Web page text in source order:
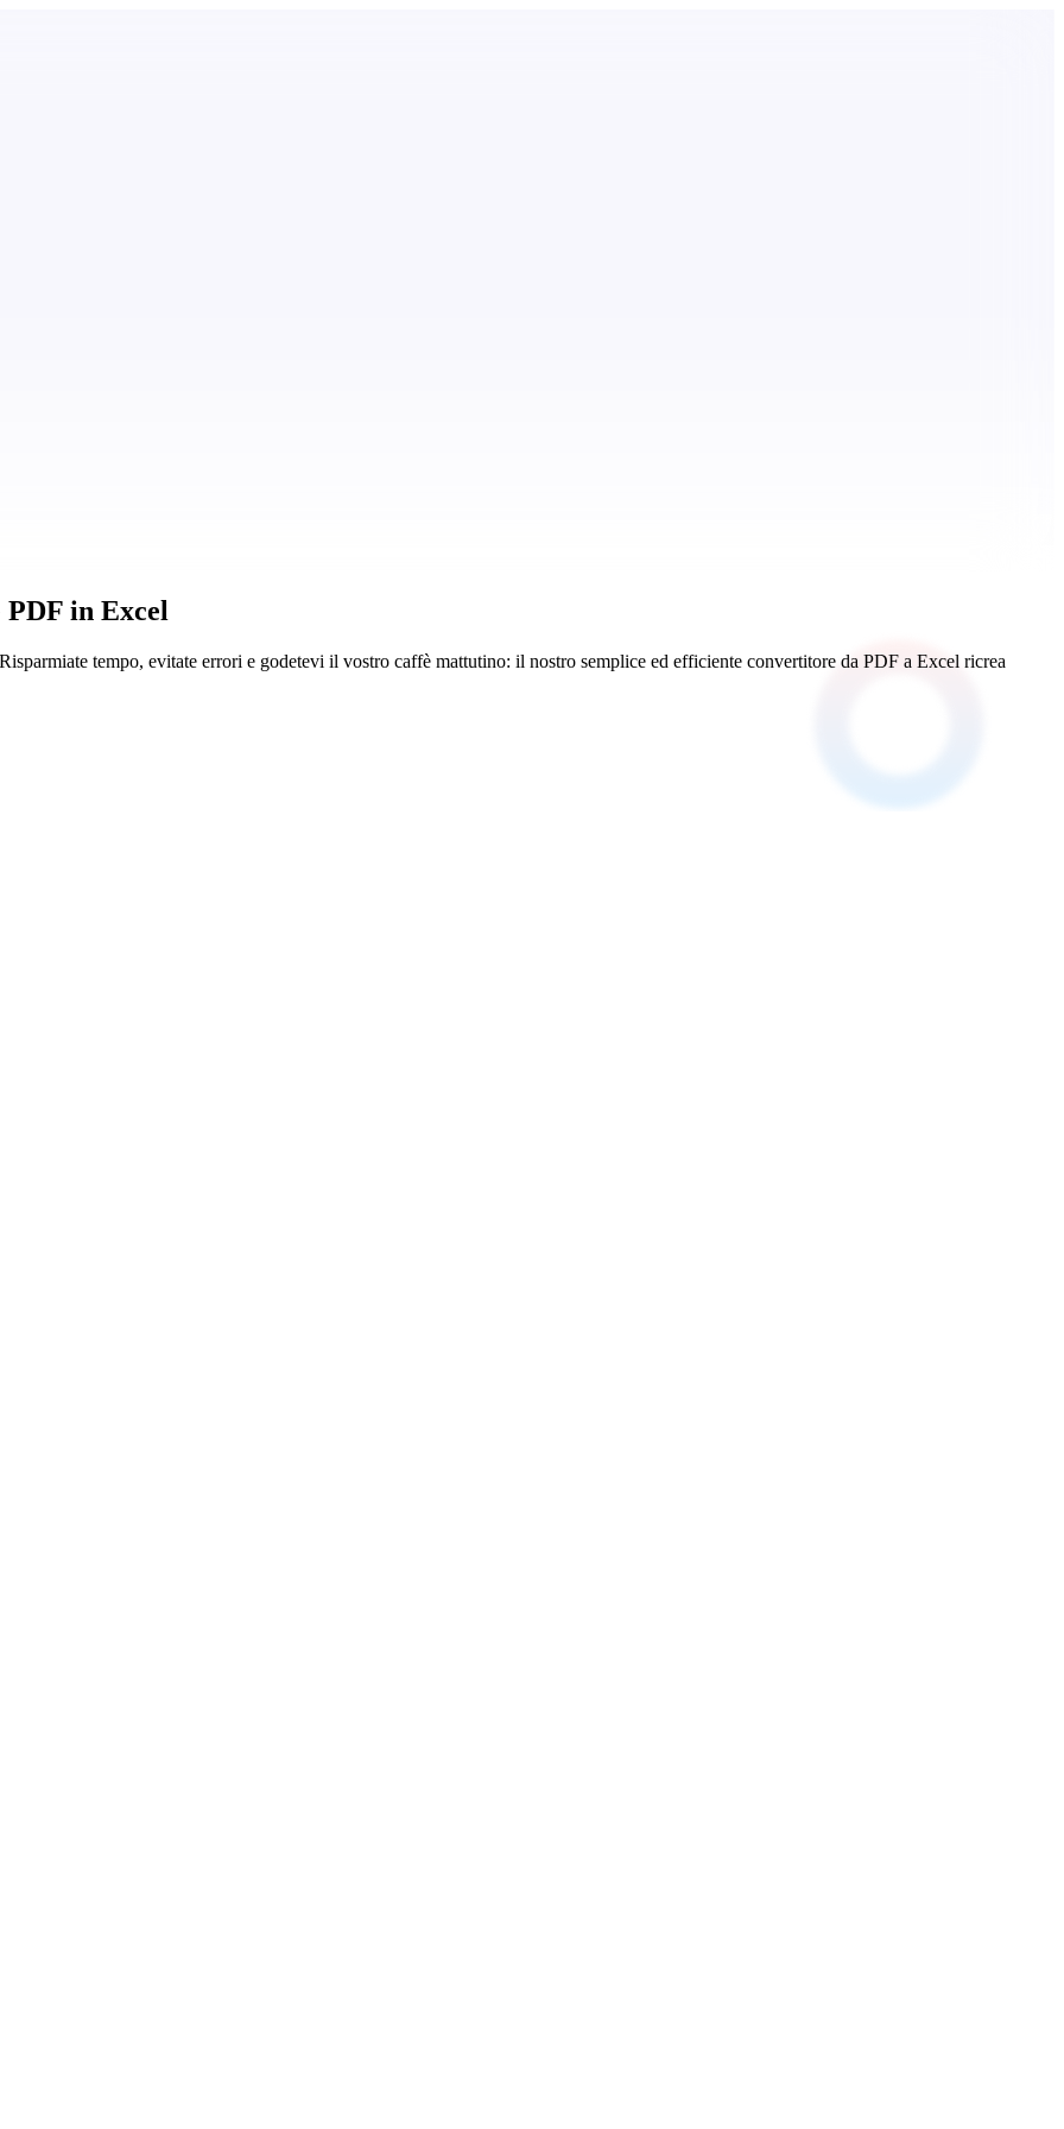
in Excel
tempo, evitate errori e godetevi il vostro caffè mattutino: il nostro semplice ed efficiente convertitore da PDF a Excel ricrea